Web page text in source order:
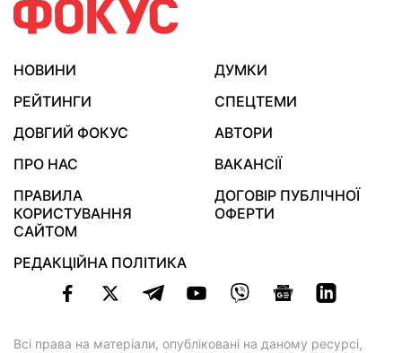
НОВИНИ
ДУМКИ
РЕЙТИНГИ
СПЕЦТЕМИ
ДОВГИЙ ФОКУС
АВТОРИ
ПРО НАС
ВАКАНСІЇ
ПРАВИЛА
КОРИСТУВАННЯ
САЙТОМ
ДОГОВІР ПУБЛІЧНОЇ
ОФЕРТИ
РЕДАКЦІЙНА ПОЛІТИКА
Всі права на матеріали, опубліковані на даному ресурсі,